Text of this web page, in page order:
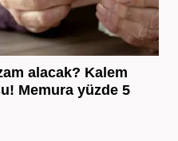
alacak? Kalem
Memura yüzde 5